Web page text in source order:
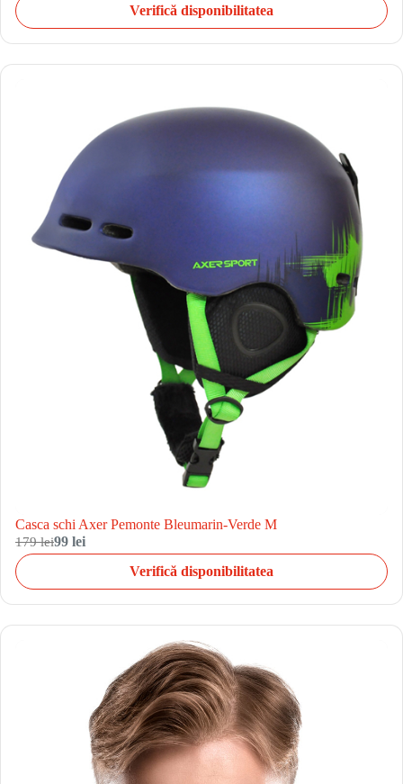
Verifică disponibilitatea
Casca schi Axer Pemonte Bleumarin-Verde M
179 lei99 lei
Verifică disponibilitatea